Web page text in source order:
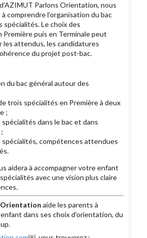
Parlons Orientation, nous
comprendre l’organisation du bac
spécialités. Le choix des
Première puis en Terminale peut
les attendus, les candidatures
du projet post-bac.
du bac général autour des
trois spécialités en Première à deux
;
spécialités dans le bac et dans
spécialités, compétences attendues
aidera à accompagner votre enfant
avec une vision plus claire
Orientation aide les parents à
dans ses choix d’orientation, du